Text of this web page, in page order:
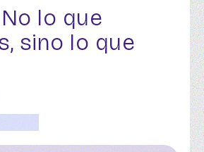
lo que
sino lo que